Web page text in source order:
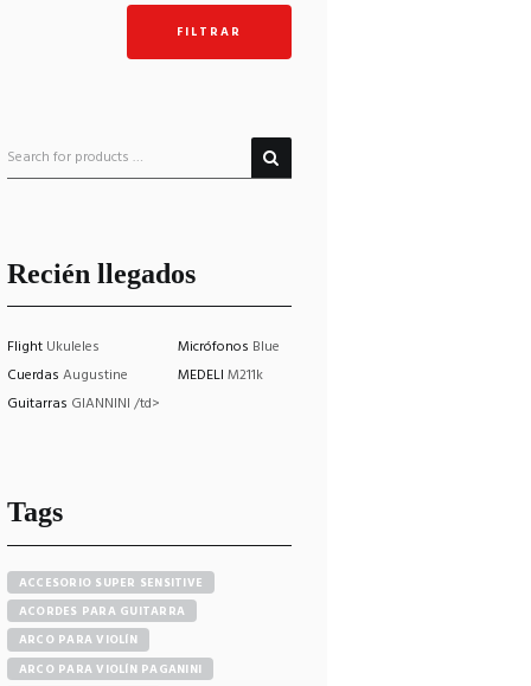
mínimo
máximo
FILTRAR
Recién llegados
Flight Ukuleles Micrófonos Blue
Cuerdas Augustine MEDELI M211k
Guitarras GIANNINI /td>
Tags
ACCESORIO SUPER SENSITIVE
ACORDES PARA GUITARRA
ARCO PARA VIOLÍN
ARCO PARA VIOLÍN PAGANINI